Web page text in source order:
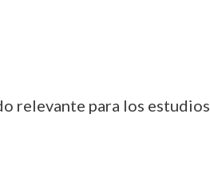
relevante para los